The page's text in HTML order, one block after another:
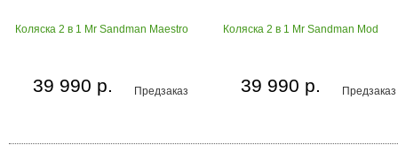
Коляска 2 в 1 Mr Sandman Maestro
Предзаказ
39 990 р.
Коляска 2 в 1 Mr Sandman Mod
Предзаказ
39 990 р.